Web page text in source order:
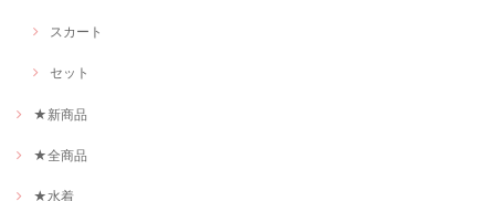
スカート
セット
★新商品
★全商品
★水着